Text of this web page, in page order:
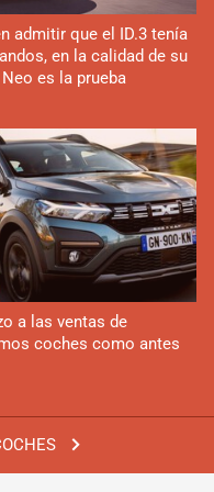
admitir que el ID.3 tenía
en la calidad de su
es la prueba
a las ventas de
coches como antes